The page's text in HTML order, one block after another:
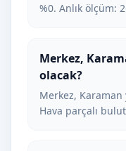
%0. Anlık ölçüm:
Merkez,
olacak?
Merkez, Karaman
Hava parçalı